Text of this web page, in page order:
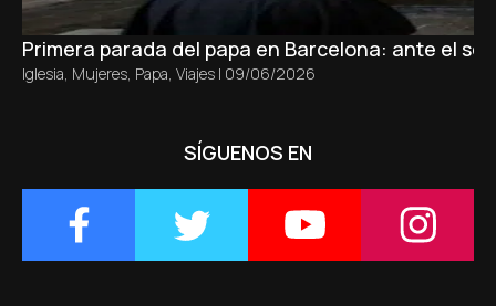
Primera parada del papa en Barcelona: ante el
Iglesia, Mujeres, Papa, Viajes | 09/06/2026
SÍGUENOS EN